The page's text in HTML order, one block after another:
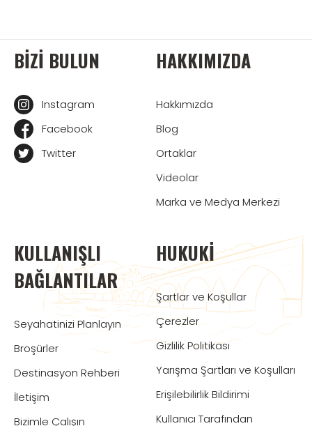
BIZI BULUN
Instagram
Facebook
Twitter
HAKKIMIZDA
Hakkımızda
Blog
Ortaklar
Videolar
Marka ve Medya Merkezi
KULLANIŞLI
BAĞLANTILAR
Seyahatinizi Planlayın
Broşürler
Destinasyon Rehberi
İletişim
Bizimle Çalışın
HUKUKI
Şartlar ve Koşullar
Çerezler
Gizlilik Politikası
Yarışma Şartları ve Koşulları
Erişilebilirlik Bildirimi
Kullanıcı Tarafından